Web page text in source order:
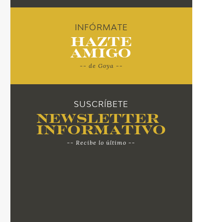
INFÓRMATE
Hazte
Amigo
-- de Goya --
SUSCRÍBETE
Newsletter
Informativo
-- Recibe lo último --